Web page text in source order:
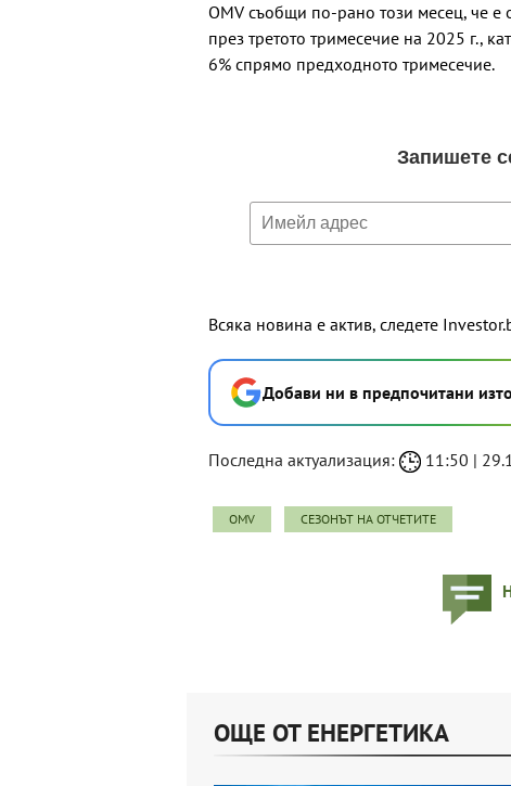
OMV съобщи по-рано този месец, че е
през третото тримесечие на 2025 г.,
6% спрямо предходното тримесечие.
Всяка новина е актив, следете
Добави ни в предпочитани
Последна актуализация: 11:50 |
OMV СЕЗОНЪТ НА ОТЧЕТИТЕ
ОЩЕ ОТ ЕНЕРГЕТИКА